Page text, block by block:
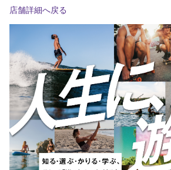
サーフTOP
スノーTOP
スケートTOP
店舗詳細へ戻る